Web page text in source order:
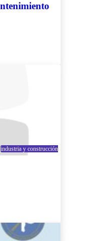
industria y construcción